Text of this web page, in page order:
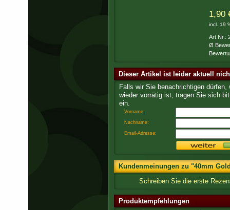
1,90
incl. 19
Art.Nr.:
Ø
Dieser Artikel ist leider aktuell
Falls wir Sie benachrichtigen dürfen,
wieder vorrätig ist, tragen Sie sich
ein.
Vorname:
Nachname:
Email-Adresse:
Kundenmeinungen zu "40mm
Schreiben Sie die erste
Produktempfehlungen